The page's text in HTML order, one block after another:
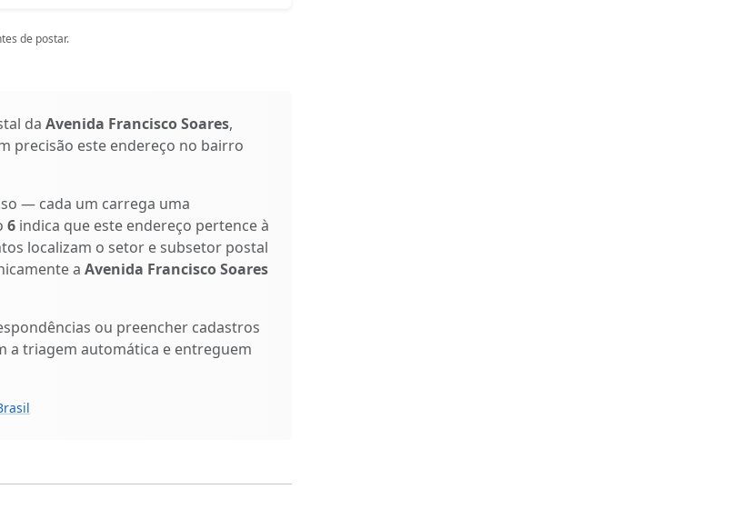
de postar.
da Avenida Francisco Soares,
precisão este endereço no bairro
— cada um carrega uma
6 indica que este endereço pertence à
localizam o setor e subsetor postal
a Avenida Francisco Soares
ou preencher cadastros
a triagem automática e entreguem